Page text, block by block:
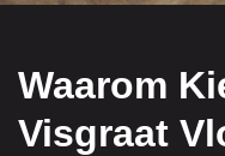
Waarom
Visgraat